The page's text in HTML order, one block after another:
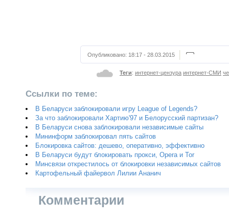
Опубликовано: 18:17 - 28.03.2015
Теги: интернет-цензура интернет-СМИ
Ссылки по теме:
В Беларуси заблокировали игру League of Legends?
За что заблокировали Хартию'97 и Белорусский партизан?
В Беларуси снова заблокировали независимые сайты
Мининформ заблокировал пять сайтов
Блокировка сайтов: дешево, оперативно, эффективно
В Беларуси будут блокировать прокси, Opera и Tor
Минсвязи открестилось от блокировки независимых сайтов
Картофельный файервол Лилии Ананич
Комментарии